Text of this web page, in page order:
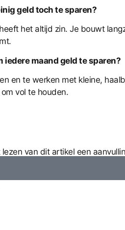
geld toch te sparen?
het altijd zin. Je bouwt
iedere maand geld te sparen?
en te werken met kleine,
vol te houden.
van dit artikel een